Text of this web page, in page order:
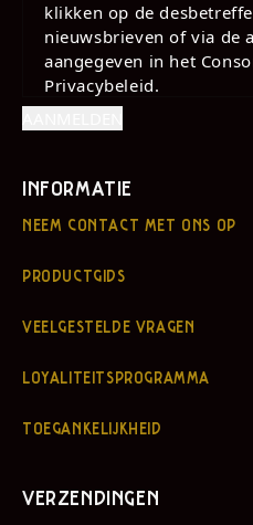
klikken op de
nieuwsbrieven of via de
aangegeven in het
Privacybeleid.
INFORMATIE
NEEM CONTACT MET ONS OP
PRODUCTGIDS
VEELGESTELDE VRAGEN
LOYALITEITSPROGRAMMA
TOEGANKELIJKHEID
VERZENDINGEN